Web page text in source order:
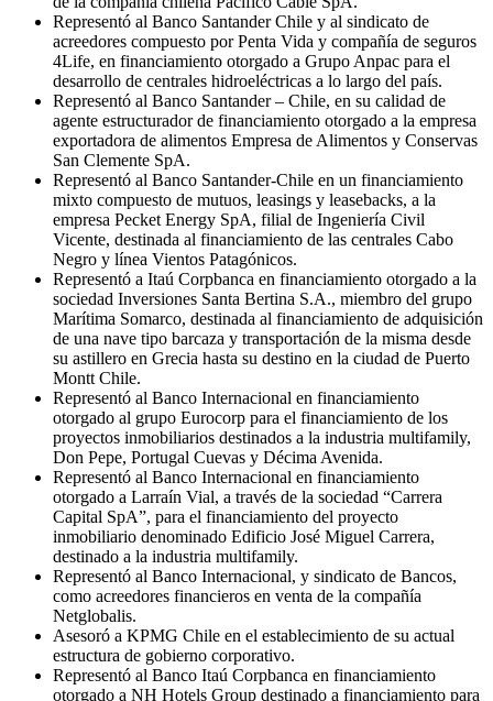
Representó al Banco Santander Chile y al sindicato de
acreedores compuesto por Penta Vida y compañía de seguros
4Life, en financiamiento otorgado a Grupo Anpac para el
desarrollo de centrales hidroeléctricas a lo largo del país.
Representó al Banco Santander – Chile, en su calidad de
agente estructurador de financiamiento otorgado a la empresa
exportadora de alimentos Empresa de Alimentos y Conservas
San Clemente SpA.
Representó al Banco Santander-Chile en un financiamiento
mixto compuesto de mutuos, leasings y leasebacks, a la
empresa Pecket Energy SpA, filial de Ingeniería Civil
Vicente, destinada al financiamiento de las centrales Cabo
Negro y línea Vientos Patagónicos.
Representó a Itaú Corpbanca en financiamiento otorgado a la
sociedad Inversiones Santa Bertina S.A., miembro del grupo
Marítima Somarco, destinada al financiamiento de adquisición
de una nave tipo barcaza y transportación de la misma desde
su astillero en Grecia hasta su destino en la ciudad de Puerto
Montt Chile.
Representó al Banco Internacional en financiamiento
otorgado al grupo Eurocorp para el financiamiento de los
proyectos inmobiliarios destinados a la industria multifamily,
Don Pepe, Portugal Cuevas y Décima Avenida.
Representó al Banco Internacional en financiamiento
otorgado a Larraín Vial, a través de la sociedad “Carrera
Capital SpA”, para el financiamiento del proyecto
inmobiliario denominado Edificio José Miguel Carrera,
destinado a la industria multifamily.
Representó al Banco Internacional, y sindicato de Bancos,
como acreedores financieros en venta de la compañía
Netglobalis.
Asesoró a KPMG Chile en el establecimiento de su actual
estructura de gobierno corporativo.
Representó al Banco Itaú Corpbanca en financiamiento
otorgado a NH Hotels Group destinado a financiamiento para